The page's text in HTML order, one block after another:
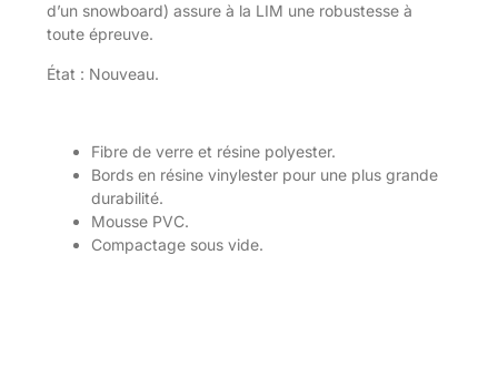
d’un snowboard) assure à la LIM une robustesse à
toute épreuve.
État : Nouveau.
Fibre de verre et résine polyester.
Bords en résine vinylester pour une plus grande
durabilité.
Mousse PVC.
Compactage sous vide.